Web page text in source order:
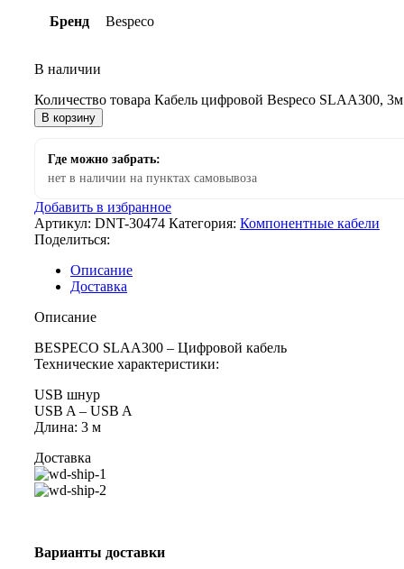
Бренд Bespeco
В наличии
Количество товара Кабель цифровой Bespeco SLAA300, 3м
В корзину
Где можно забрать:
нет в наличии на пунктах самовывоза
Добавить в избранное
Артикул: DNT-30474 Категория: Компонентные кабели
Поделиться:
Описание
Доставка
Описание
BESPECO SLAA300 – Цифровой кабель
Технические характеристики:
USB шнур
USB A – USB A
Длина: 3 м
Доставка
Варианты доставки